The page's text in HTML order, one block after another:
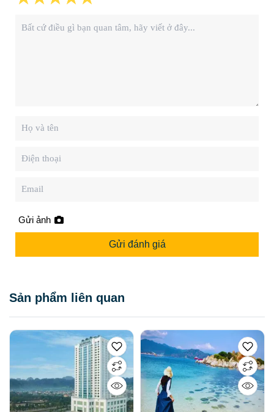
Gửi ảnh
Gửi đánh giá
Sản phẩm liên quan